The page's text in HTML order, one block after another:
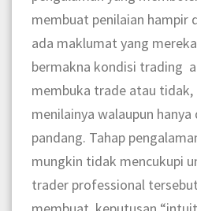
membuat penilaian hampir
ada maklumat yang
bermakna kondisi trading
membuka trade atau tidak,
menilainya walaupun hanya
pandang. Tahap
mungkin tidak mencukupi
trader professional